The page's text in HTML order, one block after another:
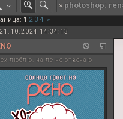
РОЛЕВАЯ МАРТА: ИТОГИ
» photoshop:
1 2 3 4 »
21.10.2024 14:34:13
люблю. на лс не отвечаю